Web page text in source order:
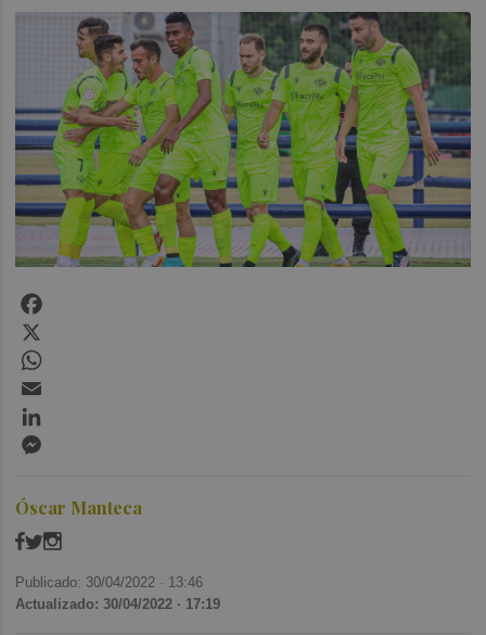
Óscar Manteca
Publicado: 30/04/2022 · 13:46
Actualizado: 30/04/2022 · 17:19